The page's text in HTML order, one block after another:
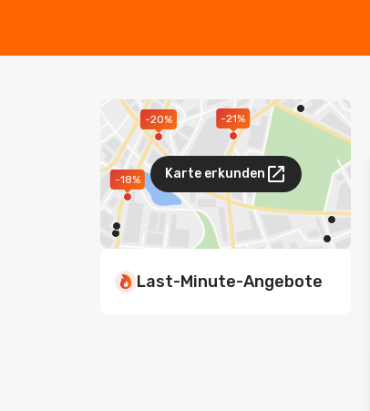
-20% -21%
-18% Karte erkunden
Last-Minute-Angebote